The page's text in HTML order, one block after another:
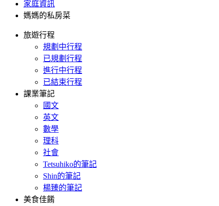
家庭資訊
媽媽的私房菜
旅遊行程
規劃中行程
已規劃行程
進行中行程
已結束行程
課業筆記
國文
英文
數學
理科
社會
Tetsuhiko的筆記
Shin的筆記
楊臻的筆記
美食佳餚